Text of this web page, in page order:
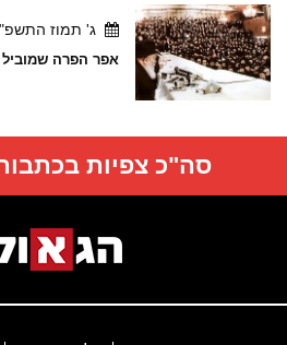
ג' תמוז התשפ"ו,
אפר הפרה שמוביל
סה"כ צפיות